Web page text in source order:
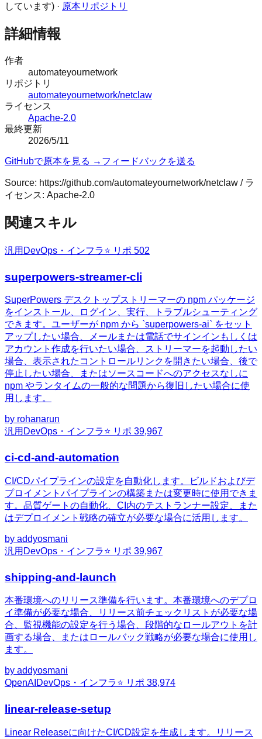
しています) · 原本リポジトリ
詳細情報
作者
automateyournetwork
リポジトリ
automateyournetwork/netclaw
ライセンス
Apache-2.0
最終更新
2026/5/11
GitHubで原本を見る → フィードバックを送る
Source: https://github.com/automateyournetwork/netclaw / ラ
イセンス: Apache-2.0
関連スキル
汎用 DevOps・インフラ⭐ リポ 502
superpowers-streamer-cli
SuperPowers デスクトップストリーマーの npm パッケージ
をインストール、ログイン、実行、トラブルシューティング
できます。ユーザーが npm から `superpowers-ai` をセット
アップしたい場合、メールまたは電話でサインインもしくは
アカウント作成を行いたい場合、ストリーマーを起動したい
場合、表示されたコントロールリンクを開きたい場合、後で
停止したい場合、またはソースコードへのアクセスなしに
npm やランタイムの一般的な問題から復旧したい場合に使
用します。
by rohanarun
汎用 DevOps・インフラ⭐ リポ 39,967
ci-cd-and-automation
CI/CDパイプラインの設定を自動化します。ビルドおよびデ
プロイメントパイプラインの構築または変更時に使用できま
す。品質ゲートの自動化、CI内のテストランナー設定、また
はデプロイメント戦略の確立が必要な場合に活用します。
by addyosmani
汎用 DevOps・インフラ⭐ リポ 39,967
shipping-and-launch
本番環境へのリリース準備を行います。本番環境へのデプロ
イ準備が必要な場合、リリース前チェックリストが必要な場
合、監視機能の設定を行う場合、段階的なロールアウトを計
画する場合、またはロールバック戦略が必要な場合に使用し
ます。
by addyosmani
OpenAI DevOps・インフラ⭐ リポ 38,974
linear-release-setup
Linear Releaseに向けたCI/CD設定を生成します。リリース